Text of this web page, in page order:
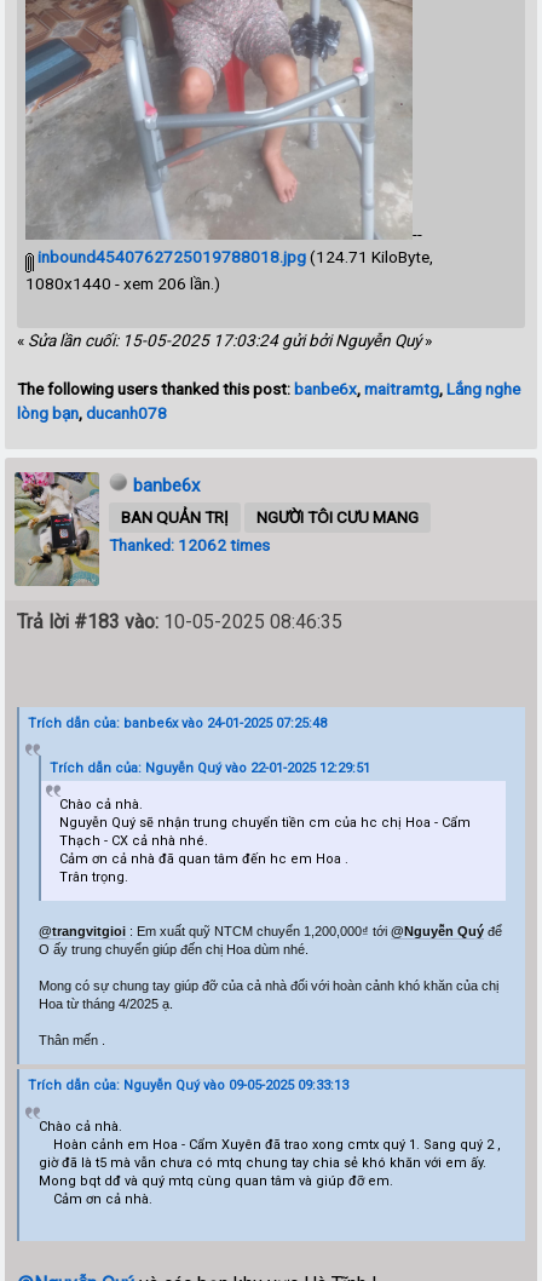
--
inbound4540762725019788018.jpg(124.71 KiloByte,
1080x1440 - xem 206 lần.)
« Sửa lần cuối: 15-05-2025 17:03:24 gửi bởi Nguyễn Quý»
The following users thanked this post: banbe6x,maitramtg,Lắng nghe
lòng bạn,ducanh078
banbe6x
BAN QUẢN TRỊ
NGƯỜI TÔI CƯU MANG
Thanked: 12062 times
Trả lời #183 vào: 10-05-2025 08:46:35
Trích dẫn của: banbe6x vào 24-01-2025 07:25:48
Trích dẫn của: Nguyễn Quý vào 22-01-2025 12:29:51
Chào cả nhà.
Nguyễn Quý sẽ nhận trung chuyển tiền cm của hc chị Hoa - Cẩm
Thạch - CX cả nhà nhé.
Cảm ơn cả nhà đã quan tâm đến hc em Hoa .
Trân trọng.
@trangvitgioi: Em xuất quỹ NTCM chuyển 1,200,000₫ tới @Nguyễn Quýđể
O ấy trung chuyển giúp đến chị Hoa dùm nhé.
Mong có sự chung tay giúp đỡ của cả nhà đối với hoàn cảnh khó khăn của chị
Hoa từ tháng 4/2025 ạ.
Thân mến .
Trích dẫn của: Nguyễn Quý vào 09-05-2025 09:33:13
Chào cả nhà.
Hoàn cảnh em Hoa - Cẩm Xuyên đã trao xong cmtx quý 1. Sang quý 2 ,
giờ đã là t5 mà vẫn chưa có mtq chung tay chia sẻ khó khăn với em ấy.
Mong bqt dđ và quý mtq cùng quan tâm và giúp đỡ em.
Cảm ơn cả nhà.